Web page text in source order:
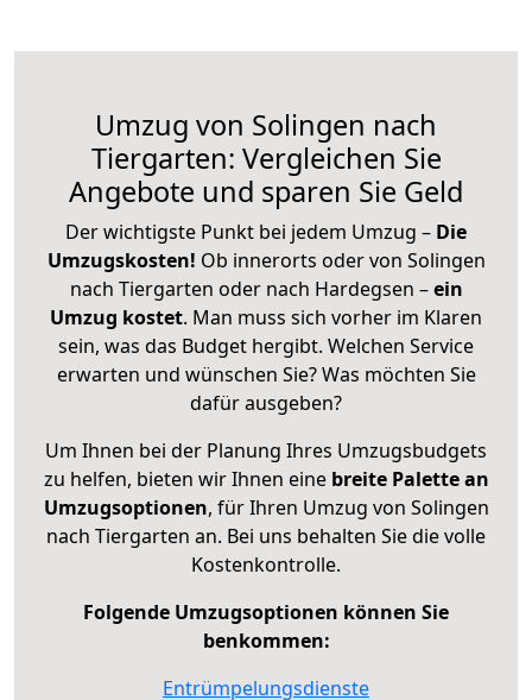
Umzug von Solingen nach
Tiergarten: Vergleichen Sie
Angebote und sparen Sie Geld
Der wichtigste Punkt bei jedem Umzug – Die
Umzugskosten! Ob innerorts oder von Solingen
nach Tiergarten oder nach Hardegsen –ein
Umzug kostet. Man muss sich vorher im Klaren
sein, was das Budget hergibt. Welchen Service
erwarten und wünschen Sie? Was möchten Sie
dafür ausgeben?
Um Ihnen bei der Planung Ihres Umzugsbudgets
zu helfen, bieten wir Ihnen eine breite Palette an
Umzugsoptionen, für Ihren Umzug von Solingen
nach Tiergarten an. Bei uns behalten Sie die volle
Kostenkontrolle.
Folgende Umzugsoptionen können Sie
benkommen:
Entrümpelungsdienste